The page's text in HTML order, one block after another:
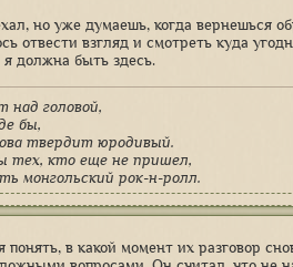
но уже думаешь, когда вернешься
отвести взгляд и смотреть куда
должна быть здесь.
над головой,
бы,
твердит юродивый.
тех, кто еще не пришел,
монгольский рок-н-ролл.
понять, в какой момент их разговор